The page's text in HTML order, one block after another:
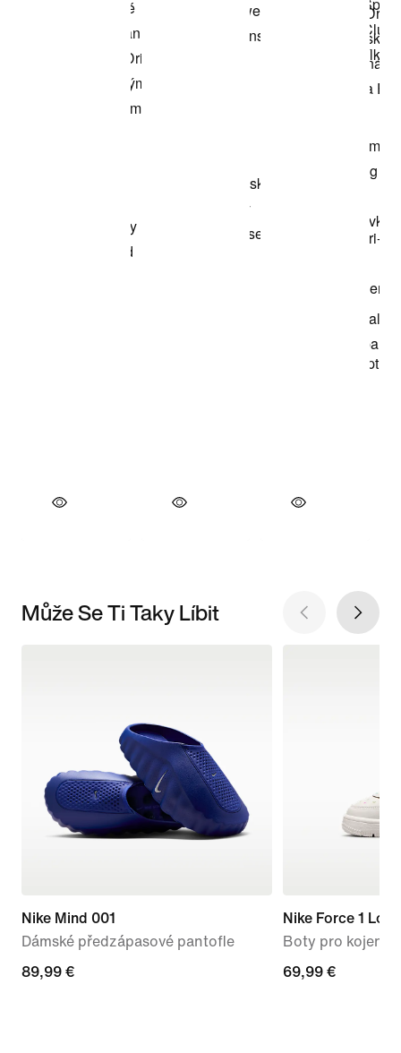
Může Se Ti Taky Líbit
Nike Mind 001
Dámské předzápasové pantofle
89,99 €
89,99 €
Nike Force 1 Low
Boty pro
69,99 €
69,99 €